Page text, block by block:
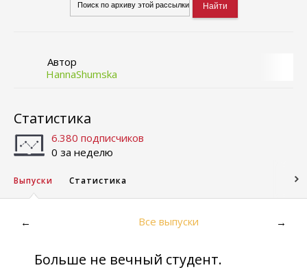
Автор
HannaShumska
Статистика
6.380 подписчиков
0 за неделю
Выпуски Статистика
← Все выпуски →
Больше не вечный студент.